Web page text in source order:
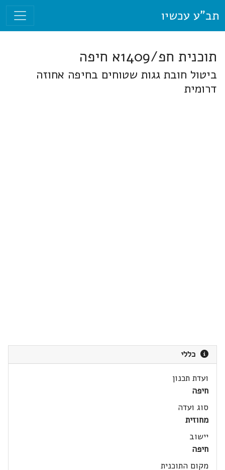
תב"ע עכשיו
תוכנית חפ/1409א חיפה
ביטול חובת גגות שטוחים בחיפה אחוזה
דרומית
כללי
ועדת תכנון
חיפה
סוג ועדה
מחוזית
יישוב
חיפה
מקום התוכנית